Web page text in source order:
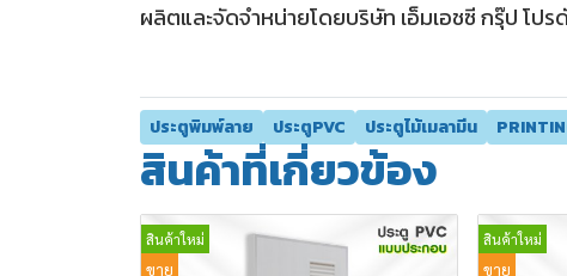
ผลิตและจัดจำหน่ายโดยบริษัท เอ็มเอชซี กรุ๊ป โป
ประตูพิมพ์ลาย ประตูPVC ประตูไม้เมลามีน
สินค้าที่เกี่ยวข้อง
สินค้าใหม่
ขาย
สินค้าใหม่
ขาย